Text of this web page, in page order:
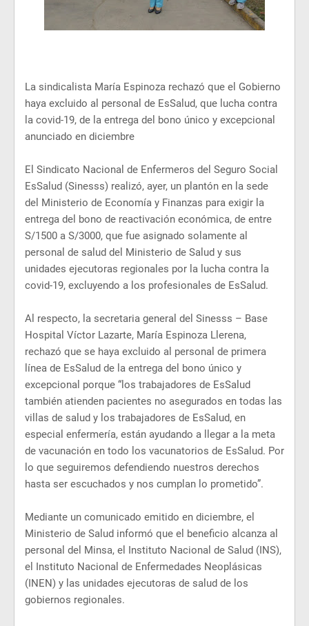
La sindicalista María Espinoza rechazó que el Gobierno
haya excluido al personal de EsSalud, que lucha contra
la covid-19, de la entrega del bono único y excepcional
anunciado en diciembre
El Sindicato Nacional de Enfermeros del Seguro Social
EsSalud (Sinesss) realizó, ayer, un plantón en la sede
del Ministerio de Economía y Finanzas para exigir la
entrega del bono de reactivación económica, de entre
S/1500 a S/3000, que fue asignado solamente al
personal de salud del Ministerio de Salud y sus
unidades ejecutoras regionales por la lucha contra la
covid-19, excluyendo a los profesionales de EsSalud.
Al respecto, la secretaria general del Sinesss – Base
Hospital Víctor Lazarte, María Espinoza Llerena,
rechazó que se haya excluido al personal de primera
línea de EsSalud de la entrega del bono único y
excepcional porque “los trabajadores de EsSalud
también atienden pacientes no asegurados en todas las
villas de salud y los trabajadores de EsSalud, en
especial enfermería, están ayudando a llegar a la meta
de vacunación en todo los vacunatorios de EsSalud. Por
lo que seguiremos defendiendo nuestros derechos
hasta ser escuchados y nos cumplan lo prometido”.
Mediante un comunicado emitido en diciembre, el
Ministerio de Salud informó que el beneficio alcanza al
personal del Minsa, el Instituto Nacional de Salud (INS),
el Instituto Nacional de Enfermedades Neoplásicas
(INEN) y las unidades ejecutoras de salud de los
gobiernos regionales.